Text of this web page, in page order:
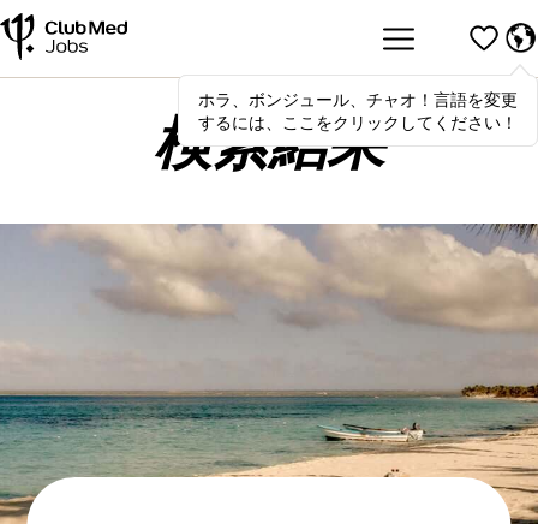
Hola,bonjour, ciao! To switch
languages, click here!
ホラ、ボンジュール、チャオ！言語を変更
するには、ここをクリックしてください！
検索結果